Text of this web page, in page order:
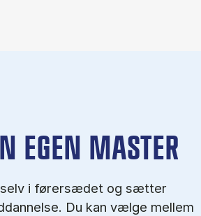
EGEN MASTER
selv i førersædet og sætter
Du kan vælge mellem